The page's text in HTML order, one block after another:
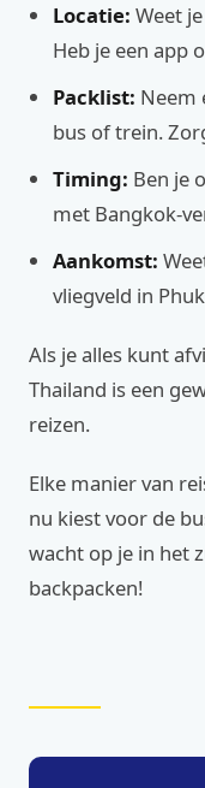
Locatie: Weet
Heb je een app
Packlist: Neem
bus of trein.
Timing: Ben je
met Bangkok-
Aankomst:
vliegveld in
Als je alles kunt
Thailand is een
reizen.
Elke manier van
nu kiest voor de
wacht op je in het
backpacken!